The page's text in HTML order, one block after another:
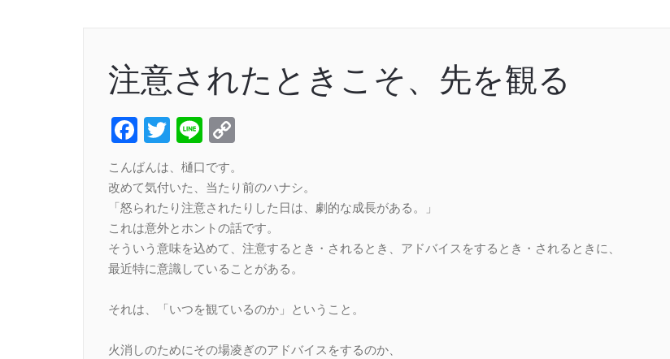
注意されたときこそ、先を観る
Facebook
Twitter
Line
こんばんは、樋口です。
改めて気付いた、当たり前のハナシ。
「怒られたり注意されたりした日は、劇的な成長がある。」
これは意外とホントの話です。
そういう意味を込めて、注意するとき・されるとき、アドバイスをするとき・されるときに、
最近特に意識していることがある。
それは、「いつを観ているのか」ということ。
火消しのためにその場凌ぎのアドバイスをするのか、